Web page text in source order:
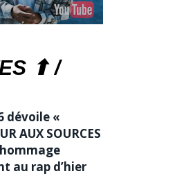
⬆ /
dévoile «
AUX SOURCES
au rap d’hier